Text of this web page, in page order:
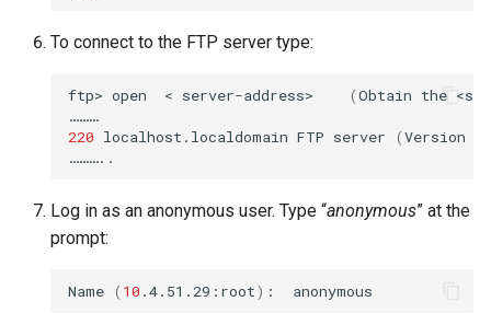
To connect to the FTP server type:
ftp> open < server-address> (Obtain the
220 localhost.localdomain FTP server (Version
Log in as an anonymous user. Type “anonymous” at the
prompt:
Name ( 10 .4.51.29:root) :